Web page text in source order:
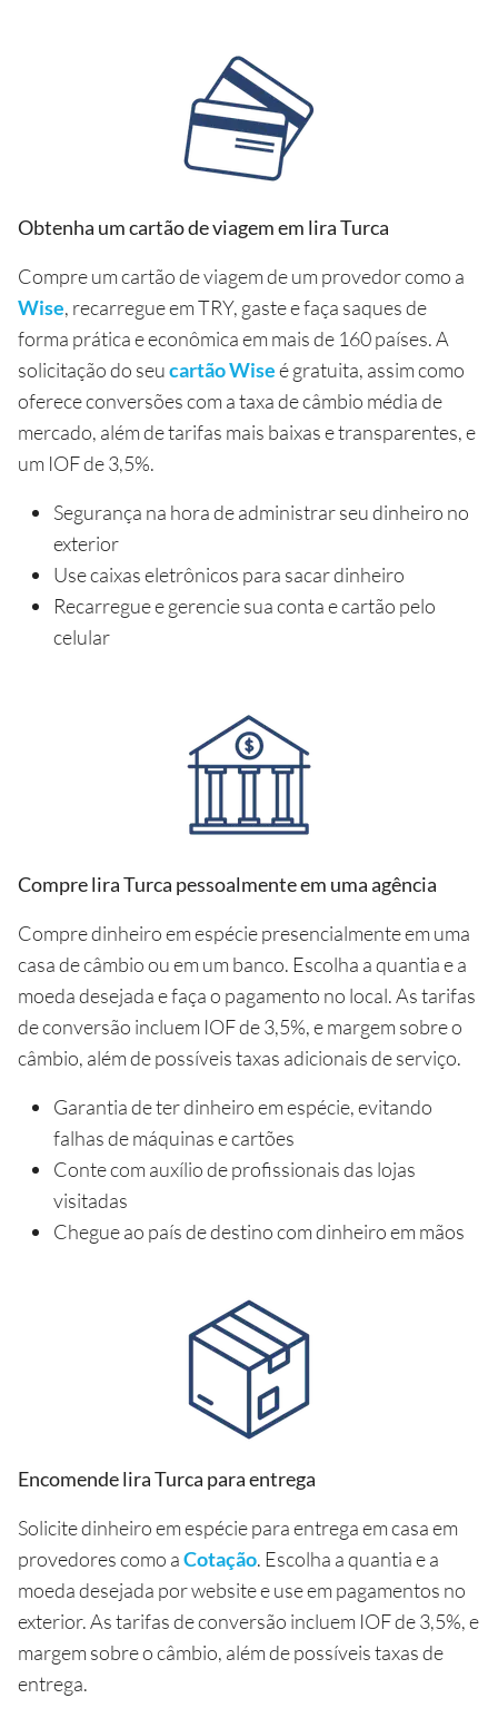
Obtenha um cartão de viagem em lira Turca
Compre um cartão de viagem de um provedor como a
Wise, recarregue em TRY, gaste e faça saques de
forma prática e econômica em mais de 160 países. A
solicitação do seucartão Wiseé gratuita, assim como
oferece conversões com a taxa de câmbio média de
mercado, além de tarifas mais baixas e transparentes, e
um IOF de 3,5%.
Segurança na hora de administrar seu dinheiro no
exterior
Use caixas eletrônicos para sacar dinheiro
Recarregue e gerencie sua conta e cartão pelo
celular
Compre lira Turca pessoalmente em uma agência
Compre dinheiro em espécie presencialmente em uma
casa de câmbio ou em um banco. Escolha a quantia e a
moeda desejada e faça o pagamento no local. As tarifas
de conversão incluem IOF de 3,5%, e margem sobre o
câmbio, além de possíveis taxas adicionais de serviço.
Garantia de ter dinheiro em espécie, evitando
falhas de máquinas e cartões
Conte com auxílio de profissionais das lojas
visitadas
Chegue ao país de destino com dinheiro em mãos
Encomende lira Turca para entrega
Solicite dinheiro em espécie para entrega em casa em
provedores como aCotação. Escolha a quantia e a
moeda desejada por website e use em pagamentos no
exterior. As tarifas de conversão incluem IOF de 3,5%, e
margem sobre o câmbio, além de possíveis taxas de
entrega.